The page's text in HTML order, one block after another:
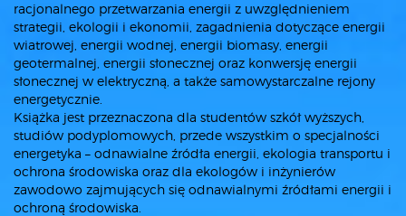
racjonalnego przetwarzania energii z uwzględnieniem
strategii, ekologii i ekonomii, zagadnienia dotyczące energii
wiatrowej, energii wodnej, energii biomasy, energii
geotermalnej, energii słonecznej oraz konwersję energii
słonecznej w elektryczną, a także samowystarczalne rejony
energetycznie.
Książka jest przeznaczona dla studentów szkół wyższych,
studiów podyplomowych, przede wszystkim o specjalności
energetyka – odnawialne źródła energii, ekologia transportu i
ochrona środowiska oraz dla ekologów i inżynierów
zawodowo zajmujących się odnawialnymi źródłami energii i
ochroną środowiska.